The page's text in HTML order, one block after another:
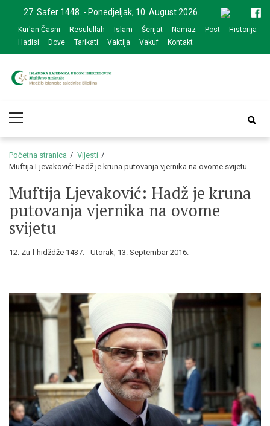
navigation
content
27. Safer 1448. - Ponedjeljak, 10. August 2026.
Kur'an Časni Resulullah Islam Šerijat Namaz Post
Historija
Hadisi
Dove Tarikati Vaktija Vakuf Kontakt
zajednice Bijeljina
Menu
Početna stranica
Vijesti
Muftija Ljevaković: Hadž je kruna putovanja vjernika na ovome svijetu
Muftija Ljevaković: Hadž je kruna
putovanja vjernika na ovome
svijetu
12. Zu-l-hidždže 1437. - Utorak, 13. Septembar 2016.